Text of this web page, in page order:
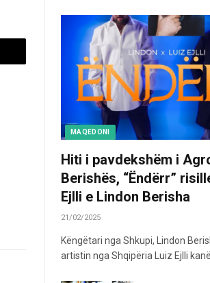
MAQEDONI
Hiti i pavdekshëm i
Berishës, “Ëndërr”
Ejlli e Lindon Berisha
21/02/2025
Këngëtari nga Shkupi, Lindon
artistin nga Shqipëria Luiz Ejlli